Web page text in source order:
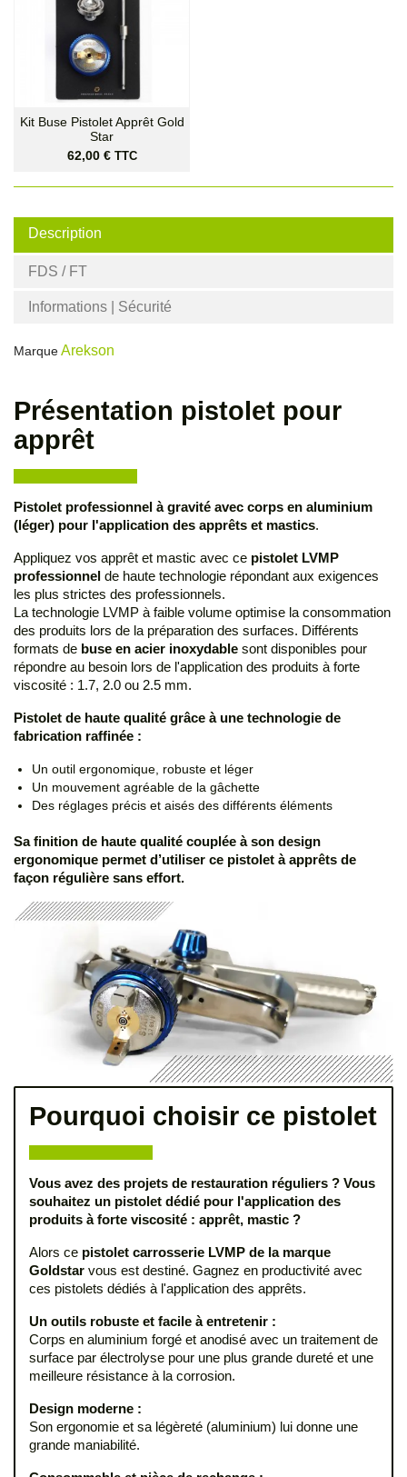
Kit Buse Pistolet Apprêt Gold
Star
Prix
62,00 € TTC
Description
FDS / FT
Informations | Sécurité
MarqueArekson
Présentation pistolet pour
apprêt
Pistolet professionnel à gravité avec corps en aluminium
(léger) pour l'application des apprêts et mastics.
Appliquez vos apprêt et mastic avec ce pistolet LVMP
professionnel de haute technologie répondant aux exigences
les plus strictes des professionnels.
La technologie LVMP à faible volume optimise la consommation
des produits lors de la préparation des surfaces. Différents
formats de buse en acier inoxydable sont disponibles pour
répondre au besoin lors de l'application des produits à forte
viscosité : 1.7, 2.0 ou 2.5 mm.
Pistolet de haute qualité grâce à une technologie de
fabrication raffinée :
Un outil ergonomique, robuste et léger
Un mouvement agréable de la gâchette
Des réglages précis et aisés des différents éléments
Sa finition de haute qualité couplée à son design
ergonomique permet d’utiliser ce pistolet à apprêts de
façon régulière sans effort.
Pourquoi choisir ce pistolet
Vous avez des projets de restauration réguliers ? Vous
souhaitez un pistolet dédié pour l'application des
produits à forte viscosité : apprêt, mastic ?
Alors ce pistolet carrosserie LVMP de la marque
Goldstar vous est destiné. Gagnez en productivité avec
ces pistolets dédiés à l'application des apprêts.
Un outils robuste et facile à entretenir :
Corps en aluminium forgé et anodisé avec un traitement de
surface par électrolyse pour une plus grande dureté et une
meilleure résistance à la corrosion.
Design moderne :
Son ergonomie et sa légèreté (aluminium) lui donne une
grande maniabilité.